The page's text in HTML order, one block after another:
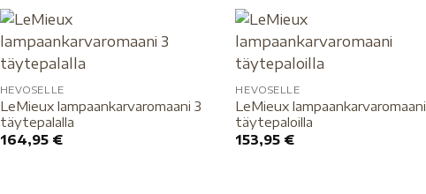
HEVOSELLE
LeMieux lampaankarvaromaani 3
täytepalalla
164,95 €
HEVOSELLE
LeMieux lampaankarvaromaani
täytepaloilla
153,95 €